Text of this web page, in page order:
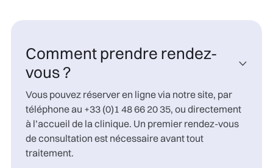
Comment prendre rendez-
vous ?

Vous pouvez réserver en ligne via notre site, par
téléphone au +33 (0)1 48 66 20 35, ou directement
à l’accueil de la clinique. Un premier rendez-vous
de consultation est nécessaire avant tout
traitement.